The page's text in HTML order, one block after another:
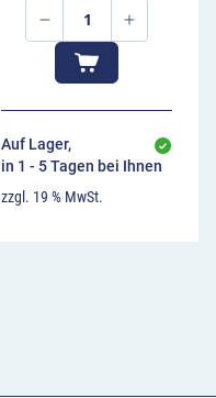
Auf Lager,
in 1 - 5 Tagen bei Ihnen
zzgl. 19 % MwSt.